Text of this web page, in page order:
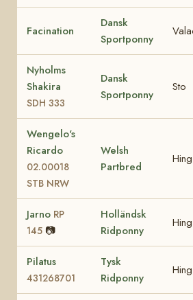
Facination
Dansk
Sportponny
Nyholms
Shakira
SDH 333
Dansk
Sportponny
Sto
Wengelo's
Ricardo
02.00018
STB NRW
Welsh
Partbred
Jarno RP
145 📷
Holländsk
Ridponny
Pilatus
431268701
Tysk
Ridponny